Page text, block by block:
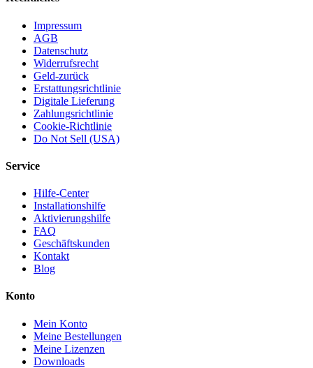
Impressum
AGB
Datenschutz
Widerrufsrecht
Geld-zurück
Erstattungsrichtlinie
Digitale Lieferung
Zahlungsrichtlinie
Cookie-Richtlinie
Do Not Sell (USA)
Service
Hilfe-Center
Installationshilfe
Aktivierungshilfe
FAQ
Geschäftskunden
Kontakt
Blog
Konto
Mein Konto
Meine Bestellungen
Meine Lizenzen
Downloads